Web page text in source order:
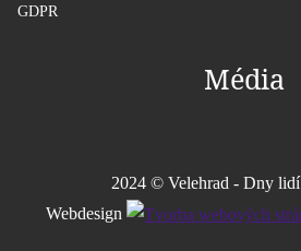
GDPR
Média
2024 © Velehrad - Dny
Webdesign